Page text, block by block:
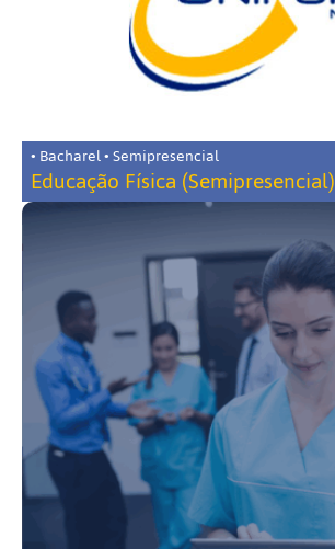
• Bacharel • Semipresencial
Educação Física (Semipresencial)